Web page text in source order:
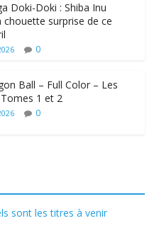
Doki-Doki : Shiba Inu
chouette surprise de ce
0
Ball – Full Color – Les
1 et 2
0
sont les titres à venir